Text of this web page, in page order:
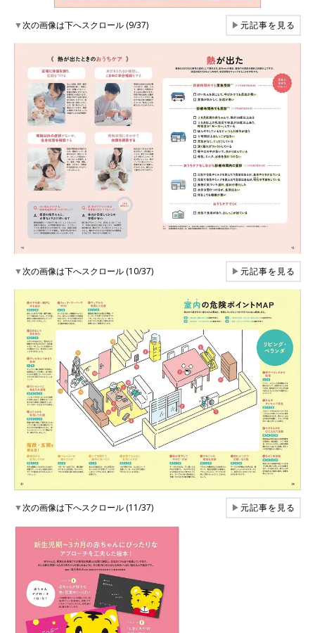
▼次の画像は下へスクロール (9/37) ▶元記事を見る
▼次の画像は下へスクロール (10/37) ▶元記事を見る
▼次の画像は下へスクロール (11/37) ▶元記事を見る